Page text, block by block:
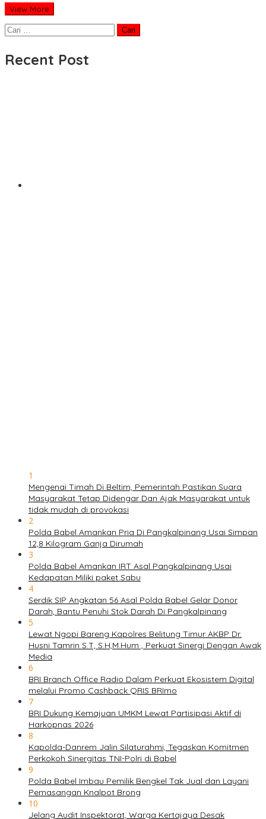
View More
Cari
untuk:
Recent Post
1
Mengenai Timah Di Beltim, Pemerintah Pastikan Suara
Masyarakat Tetap Didengar Dan Ajak Masyarakat untuk
tidak mudah di provokasi
2
Polda Babel Amankan Pria Di Pangkalpinang Usai Simpan
12,8 Kilogram Ganja Dirumah
3
Polda Babel Amankan IRT Asal Pangkalpinang Usai
Kedapatan Miliki paket Sabu
4
Serdik SIP Angkatan 56 Asal Polda Babel Gelar Donor
Darah, Bantu Penuhi Stok Darah Di Pangkalpinang
5
Lewat Ngopi Bareng Kapolres Belitung Timur AKBP Dr.
Husni Tamrin S.T, S.H,M.Hum , Perkuat Sinergi Dengan Awak
Media
6
BRI Branch Office Radio Dalam Perkuat Ekosistem Digital
melalui Promo Cashback QRIS BRImo
7
BRI Dukung Kemajuan UMKM Lewat Partisipasi Aktif di
Harkopnas 2026
8
Kapolda-Danrem Jalin Silaturahmi, Tegaskan Komitmen
Perkokoh Sinergitas TNI-Polri di Babel
9
Polda Babel Imbau Pemilik Bengkel Tak Jual dan Layani
Pemasangan Knalpot Brong
10
Jelang Audit Inspektorat, Warga Kertajaya Desak